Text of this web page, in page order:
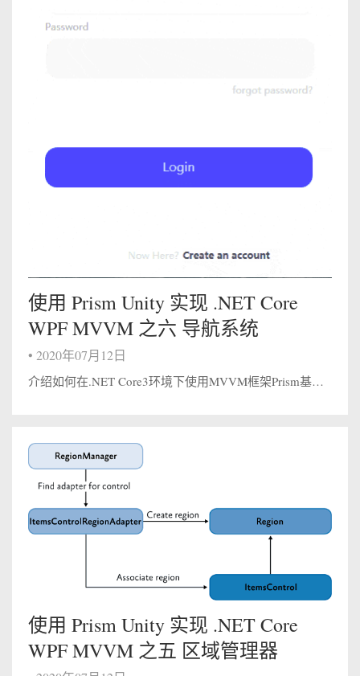
使用 Prism Unity 实现 .NET Core
WPF MVVM 之六 导航系统
• 2020年07月12日
介绍如何在.NET Core3环境下使用MVVM框架Prism基于区域Region的导航系统 在讲解Prism导航系统之前，我们先来看看一个例子,我在之前的demo项目创建一个登录界面： 我们看到这里是不是一开始想象到使用WPF带有...
使用 Prism Unity 实现 .NET Core
WPF MVVM 之五 区域管理器